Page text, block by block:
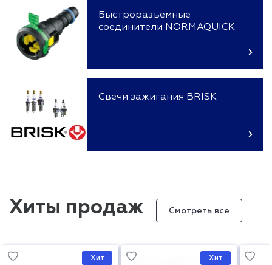
Быстроразъемные
соединители NORMAQUICK
Свечи зажигания BRISK
Хиты продаж Смотреть все
Хит Хит